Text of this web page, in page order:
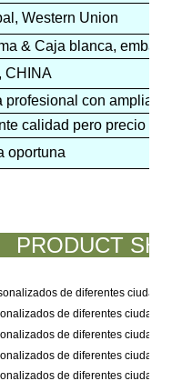
Western Union
& Caja blanca,
CHINA
profesional con amplia
calidad pero precio
oportuna